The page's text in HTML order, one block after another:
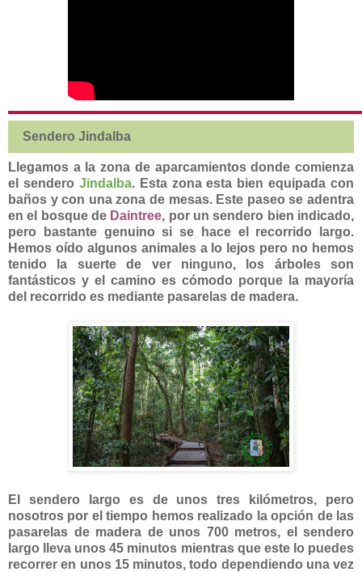
Sendero Jindalba
Llegamos a la zona de aparcamientos donde comienza
el sendero Jindalba. Esta zona esta bien equipada con
baños y con una zona de mesas. Este paseo se adentra
en el bosque de Daintree, por un sendero bien indicado,
pero bastante genuino si se hace el recorrido largo.
Hemos oído algunos animales a lo lejos pero no hemos
tenido la suerte de ver ninguno, los árboles son
fantásticos y el camino es cómodo porque la mayoría
del recorrido es mediante pasarelas de madera.
El sendero largo es de unos tres kilómetros, pero
nosotros por el tiempo hemos realizado la opción de las
pasarelas de madera de unos 700 metros, el sendero
largo lleva unos 45 minutos mientras que este lo puedes
recorrer en unos 15 minutos, todo dependiendo una vez